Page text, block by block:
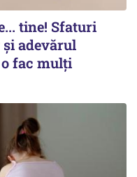
tine! Sfaturi
adevărul
o fac mulți